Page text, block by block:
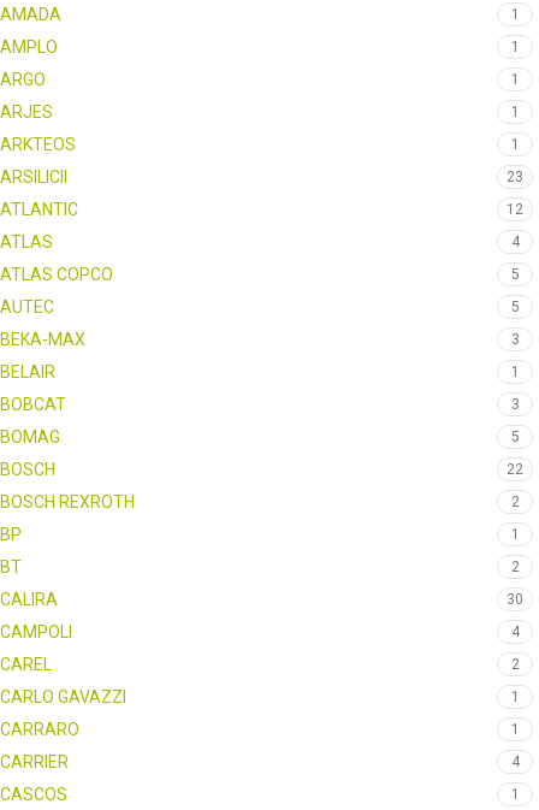
AMADA 1
AMPLO 1
ARGO 1
ARJES 1
ARKTEOS 1
ARSILICII 23
ATLANTIC 12
ATLAS 4
ATLAS COPCO 5
AUTEC 5
BEKA-MAX 3
BELAIR 1
BOBCAT 3
BOMAG 5
BOSCH 22
BOSCH REXROTH 2
BP 1
BT 2
CALIRA 30
CAMPOLI 4
CAREL 2
CARLO GAVAZZI 1
CARRARO 1
CARRIER 4
CASCOS 1